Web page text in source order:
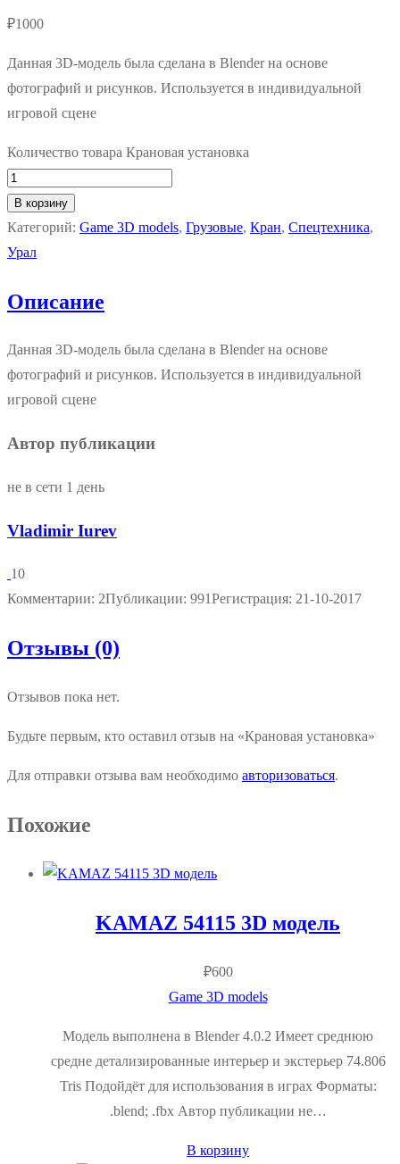
₽1000
Данная 3D-модель была сделана в Blender на основе
фотографий и рисунков. Используется в индивидуальной
игровой сцене
Количество товара Крановая установка
В корзину
Категорий: Game 3D models, Грузовые, Кран, Спецтехника,
Урал
Описание
Данная 3D-модель была сделана в Blender на основе
фотографий и рисунков. Используется в индивидуальной
игровой сцене
Автор публикации
не в сети 1 день
Vladimir Iurev
10
Комментарии: 2Публикации: 991Регистрация: 21-10-2017
Отзывы (0)
Отзывов пока нет.
Будьте первым, кто оставил отзыв на «Крановая установка»
Для отправки отзыва вам необходимо авторизоваться.
Похожие
KAMAZ 54115 3D модель
₽600
Game 3D models
Модель выполнена в Blender 4.0.2 Имеет среднюю
средне детализированные интерьер и экстерьер 74.806
Tris Подойдёт для использования в играх Форматы:
.blend; .fbx Автор публикации не…
В корзину